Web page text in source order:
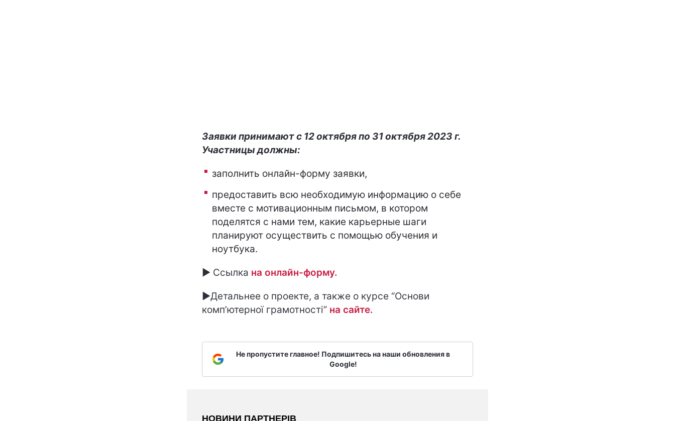
Заявки принимают с 12 октября по 31 октября 2023 г.
Участницы должны:
заполнить онлайн-форму заявки,
предоставить всю необходимую информацию о себе
вместе с мотивационным письмом, в котором
поделятся с нами тем, какие карьерные шаги
планируют осуществить с помощью обучения и
ноутбука.
► Ссылка на онлайн-форму.
►Детальнее о проекте, а также о курсе “Основи
комп’ютерної грамотності” на сайте.
Не пропустите главное! Подпишитесь на наши обновления в
Google!